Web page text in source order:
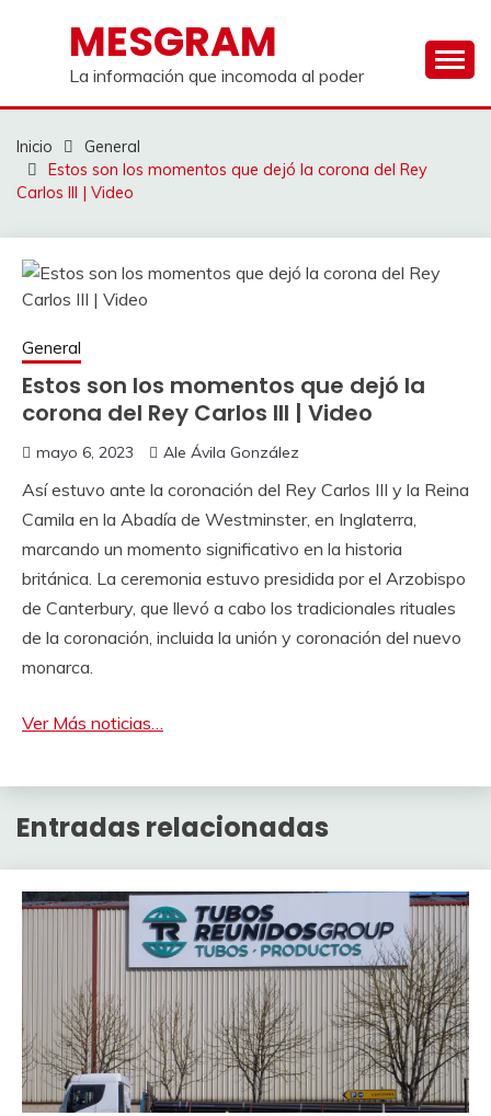
contenidoMESGRAM
La información que incomoda al poder
Inicio
General
Estos son los momentos que dejó la corona del Rey
Carlos III | Video
General
Estos son los momentos que dejó la
corona del Rey Carlos III | Video
mayo 6, 2023 Ale Ávila González
Así estuvo ante la coronación del Rey Carlos III y la Reina
Camila en la Abadía de Westminster, en Inglaterra,
marcando un momento significativo en la historia
británica. La ceremonia estuvo presidida por el Arzobispo
de Canterbury, que llevó a cabo los tradicionales rituales
de la coronación, incluida la unión y coronación del nuevo
monarca.
Ver Más noticias…
Entradas relacionadas